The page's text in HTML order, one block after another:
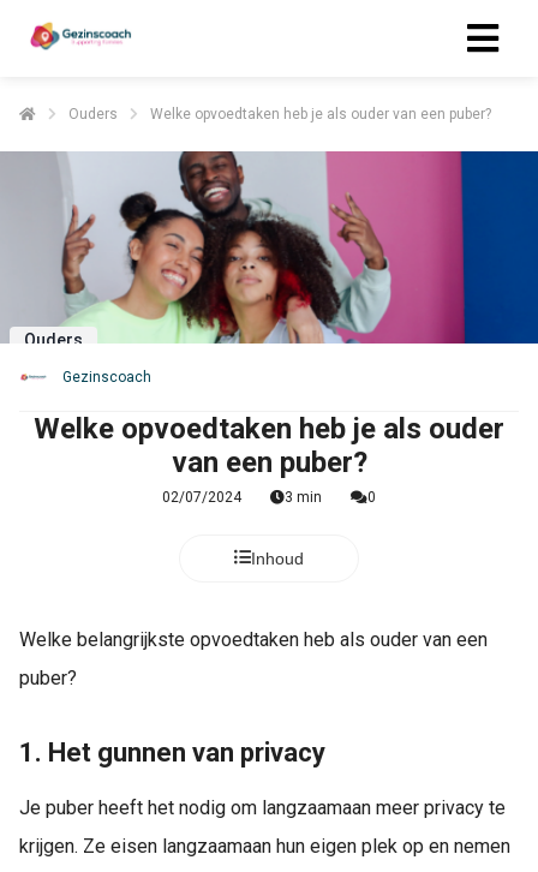
Ouders Welke opvoedtaken heb je als ouder van een puber?
Ouders
Gezinscoach
Welke opvoedtaken heb je als ouder
van een puber?
02/07/2024 3 min 0
Inhoud
Welke belangrijkste opvoedtaken heb als ouder van een
puber?
1. Het gunnen van privacy
Je puber heeft het nodig om langzaamaan meer privacy te
krijgen. Ze eisen langzaamaan hun eigen plek op en nemen
zijn
om
Ze
om
te
over